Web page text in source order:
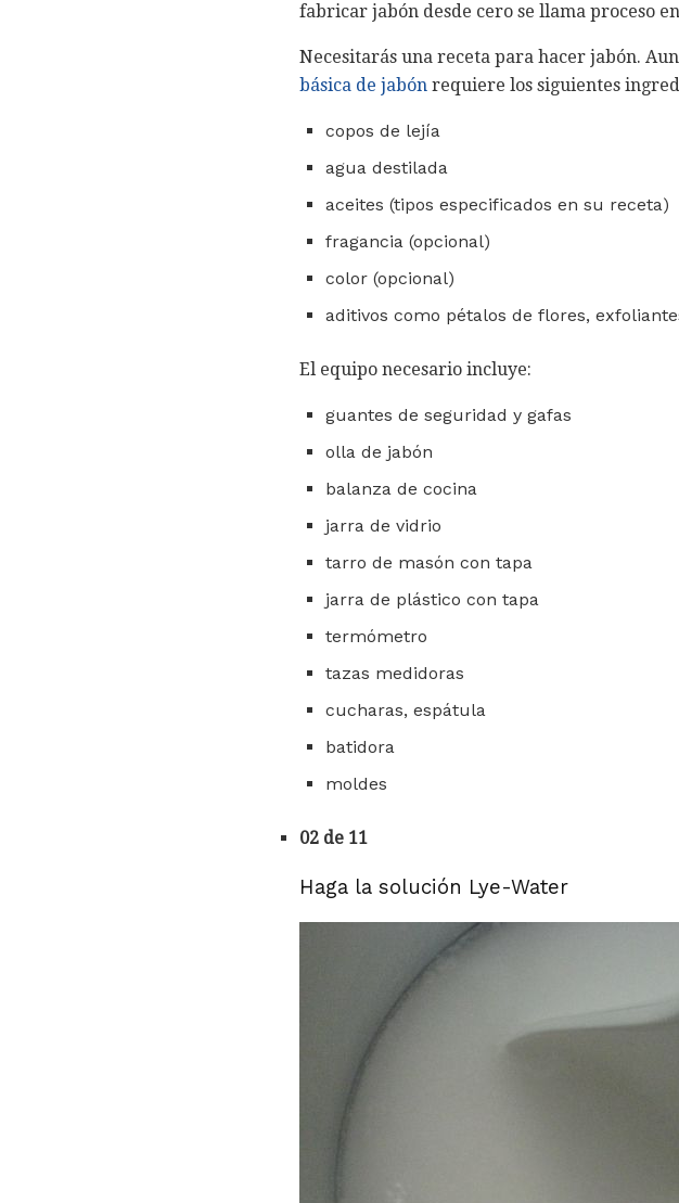
fabricar jabón desde cero se llama proceso
Necesitarás una receta para hacer jabón.
básica de jabón requiere los siguientes
copos de lejía
agua destilada
aceites (tipos especificados en su receta)
fragancia (opcional)
color (opcional)
aditivos como pétalos de flores,
El equipo necesario incluye:
guantes de seguridad y gafas
olla de jabón
balanza de cocina
jarra de vidrio
tarro de masón con tapa
jarra de plástico con tapa
termómetro
tazas medidoras
cucharas, espátula
batidora
moldes
02 de 11
Haga la solución Lye-Water